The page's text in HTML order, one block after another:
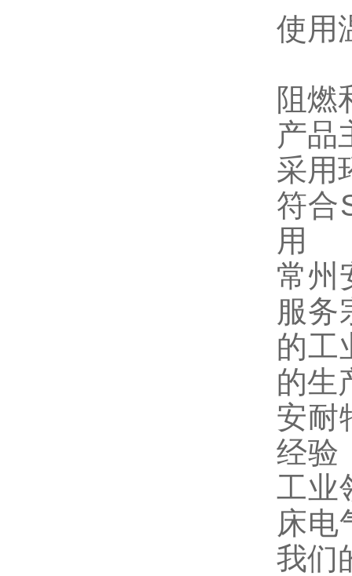
使用
阻燃
产品
采用
符合
用
常州
服务
的工
的生
安耐
经验
工业
床电
我们